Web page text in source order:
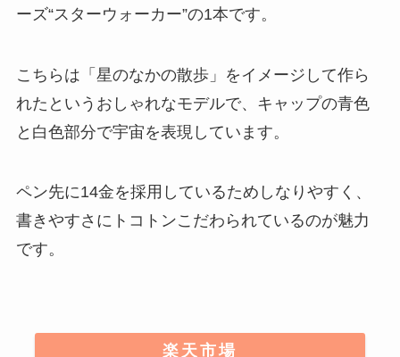
ーズ“スターウォーカー”の1本です。
こちらは 「星のなかの散歩」をイメージして作ら
れたというおしゃれなモデルで、キャップの青色
と白色部分で宇宙を表現しています。
ペン先に14金を採用しているためしなりやすく、
書きやすさにトコトンこだわられているのが魅力
です。
楽天市場